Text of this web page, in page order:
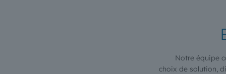
Notre équipe
choix de solution,